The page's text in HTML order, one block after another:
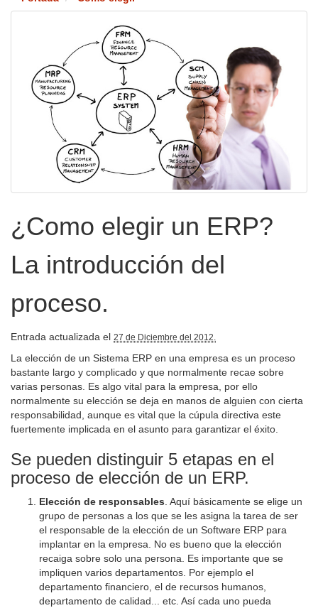
¿Como elegir un ERP?
La introducción del
proceso.
Entrada actualizada el 27 de Diciembre del 2012.
La elección de un Sistema ERP en una empresa es un proceso
bastante largo y complicado y que normalmente recae sobre
varias personas. Es algo vital para la empresa, por ello
normalmente su elección se deja en manos de alguien con cierta
responsabilidad, aunque es vital que la cúpula directiva este
fuertemente implicada en el asunto para garantizar el éxito.
Se pueden distinguir 5 etapas en el
proceso de elección de un ERP.
Elección de responsables. Aquí básicamente se elige un
grupo de personas a los que se les asigna la tarea de ser
el responsable de la elección de un Software ERP para
implantar en la empresa. No es bueno que la elección
recaiga sobre solo una persona. Es importante que se
impliquen varios departamentos. Por ejemplo el
departamento financiero, el de recursos humanos,
departamento de calidad... etc. Así cada uno pueda